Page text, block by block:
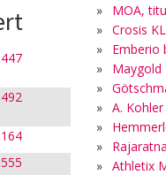
»
MOA,
» Crosis
»
Emberio
»
Maygold
»
» A.
»
»
» Athletix